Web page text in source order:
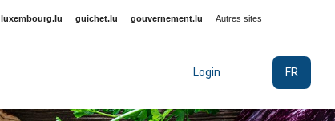
luxembourg.lu guichet.lu gouvernement.lu Autres sites
Login FR